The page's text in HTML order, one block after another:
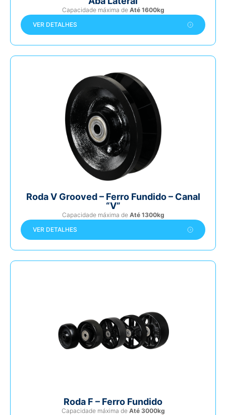
Capacidade máxima de Até 1600kg
VER DETALHES
Roda V Grooved – Ferro Fundido – Canal
“V”
Capacidade máxima de Até 1300kg
VER DETALHES
Roda F – Ferro Fundido
Capacidade máxima de Até 3000kg